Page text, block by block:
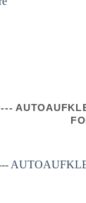
---